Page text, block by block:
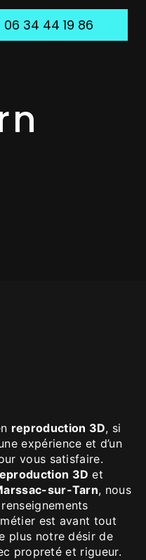
06 34 44 19 86
reproduction 3D, si
expérience et d’un
vous satisfaire.
3D et
sur-Tarn, nous
est avant tout
plus notre désir de
propreté et rigueur.